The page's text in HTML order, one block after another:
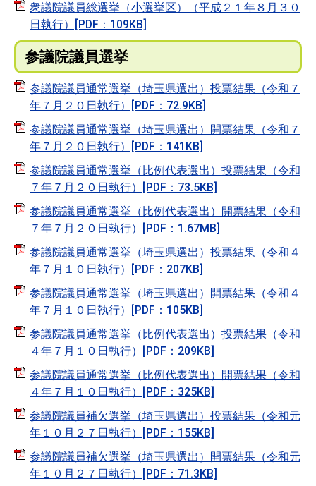
衆議院議員総選挙（小選挙区）（平成２１年８月３０
日執行）[PDF：109KB]
参議院議員選挙
参議院議員通常選挙（埼玉県選出）投票結果（令和７
年７月２０日執行）[PDF：72.9KB]
参議院議員通常選挙（埼玉県選出）開票結果（令和７
年７月２０日執行）[PDF：141KB]
参議院議員通常選挙（比例代表選出）投票結果（令和
７年７月２０日執行）[PDF：73.5KB]
参議院議員通常選挙（比例代表選出）開票結果（令和
７年７月２０日執行）[PDF：1.67MB]
参議院議員通常選挙（埼玉県選出）投票結果（令和４
年７月１０日執行）[PDF：207KB]
参議院議員通常選挙（埼玉県選出）開票結果（令和４
年７月１０日執行）[PDF：105KB]
参議院議員通常選挙（比例代表選出）投票結果（令和
４年７月１０日執行）[PDF：209KB]
参議院議員通常選挙（比例代表選出）開票結果（令和
４年７月１０日執行）[PDF：325KB]
参議院議員補欠選挙（埼玉県選出）投票結果（令和元
年１０月２７日執行）[PDF：155KB]
参議院議員補欠選挙（埼玉県選出）開票結果（令和元
年１０月２７日執行）[PDF：71.3KB]